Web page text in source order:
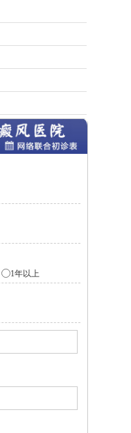
1年以上